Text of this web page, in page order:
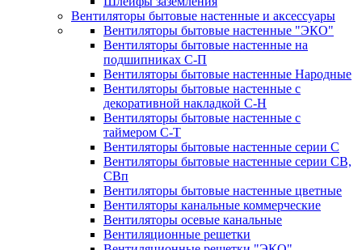
Вентиляторы бытовые настенные и аксессуары
Вентиляторы бытовые настенные "ЭКО"
Вентиляторы бытовые настенные на
подшипниках С-П
Вентиляторы бытовые настенные Народные
Вентиляторы бытовые настенные с
декоративной накладкой С-Н
Вентиляторы бытовые настенные с
таймером С-Т
Вентиляторы бытовые настенные серии С
Вентиляторы бытовые настенные серии СВ,
СВп
Вентиляторы бытовые настенные цветные
Вентиляторы канальные коммерческие
Вентиляторы осевые канальные
Вентиляционные решетки